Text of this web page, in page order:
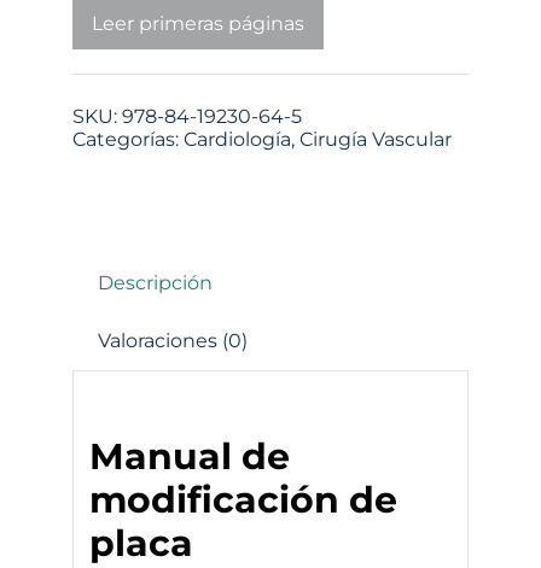
Leer primeras páginas
SKU: 978-84-19230-64-5
Categorías: Cardiología, Cirugía Vascular
Descripción
Valoraciones (0)
Manual de
modificación de
placa